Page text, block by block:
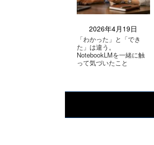
2026年4月19日
「わかった」と「でき
た」は違う。
NotebookLMを一緒に触
って気づいたこと